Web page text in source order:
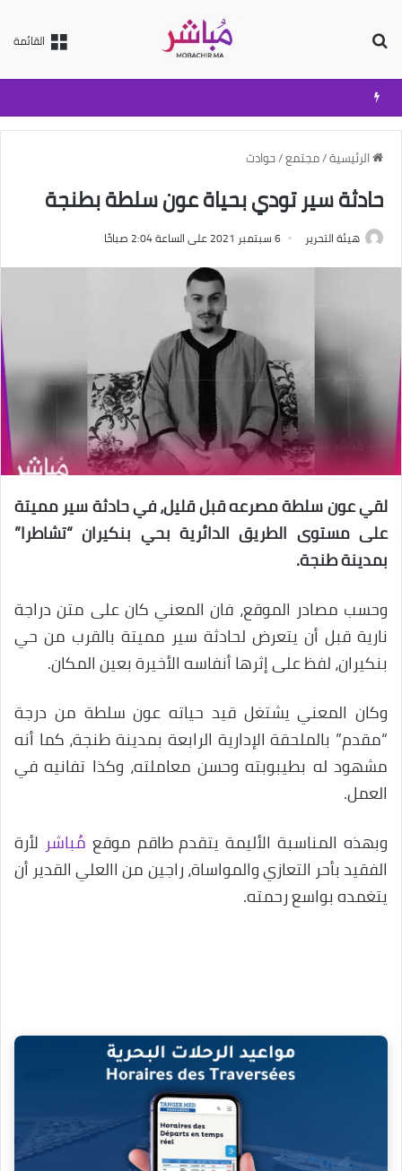
القائمة
الرئيسية/مجتمع/حوادث
حادثة سير تودي بحياة عون سلطة بطنجة
هيئة التحرير 6 سبتمبر 2021 على الساعة 2:04 صباحًا
لقي عون سلطة مصرعه قبل قليل، في حادثة سير مميتة
على مستوى الطريق الدائرية بحي بنكيران “تشاطرا”
بمدينة طنجة.
وحسب مصادر الموقع، فان المعني كان على متن دراجة
نارية قبل أن يتعرض لحادثة سير مميتة بالقرب من حي
بنكيران، لفظ على إثرها أنفاسه الأخيرة بعين المكان.
وكان المعني يشتغل قيد حياته عون سلطة من درجة
“مقدم” بالملحقة الإدارية الرابعة بمدينة طنجة، كما أنه
مشهود له بطيبوبته وحسن معاملته، وكذا تفانيه في
العمل.
وبهذه المناسبة الأليمة يتقدم طاقم موقع مُباشر لأرة
الفقيد بأحر التعازي والمواساة، راجين من االعلي القدير أن
يتغمده بواسع رحمته.